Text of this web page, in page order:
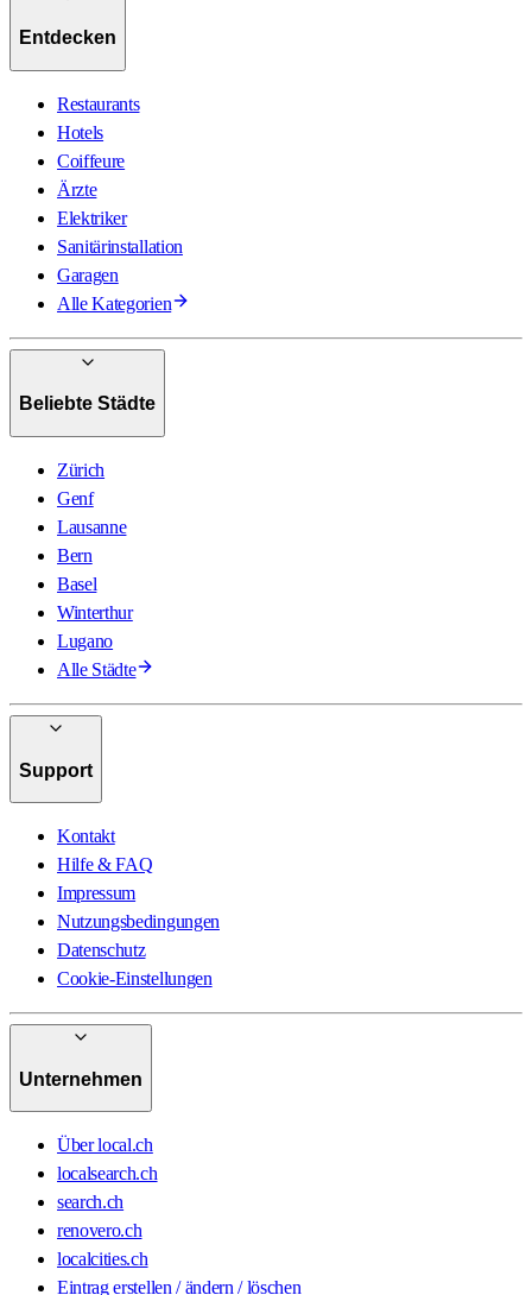
Entdecken
Restaurants
Hotels
Coiffeure
Ärzte
Elektriker
Sanitärinstallation
Garagen
Alle Kategorien
Beliebte Städte
Zürich
Genf
Lausanne
Bern
Basel
Winterthur
Lugano
Alle Städte
Support
Kontakt
Hilfe & FAQ
Impressum
Nutzungsbedingungen
Datenschutz
Cookie-Einstellungen
Unternehmen
Über local.ch
localsearch.ch
search.ch
renovero.ch
localcities.ch
Eintrag erstellen / ändern / löschen